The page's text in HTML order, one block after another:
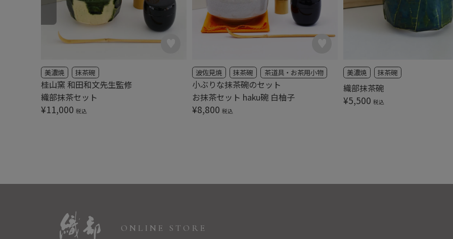
織部抹茶セット
美濃焼 抹茶碗
¥11,000 税込
桂山窯 和田和文先生監修
お抹茶セット haku碗 白柚子
波佐見焼 抹茶碗 茶道具・お茶用小物
¥8,800 税込
小ぶりな抹茶碗のセット 織部抹茶碗
美濃焼 抹茶碗
¥5,500 税込
ONLINE STORE